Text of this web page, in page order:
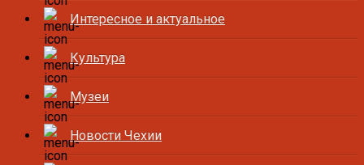
Интересное и актуальное
Культура
Музеи
Новости Чехии